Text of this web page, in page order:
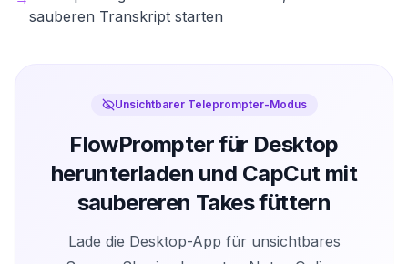
sauberen Transkript starten
Unsichtbarer Teleprompter-Modus
FlowPrompter für Desktop
herunterladen und CapCut mit
saubereren Takes füttern
Lade die Desktop-App für unsichtbares